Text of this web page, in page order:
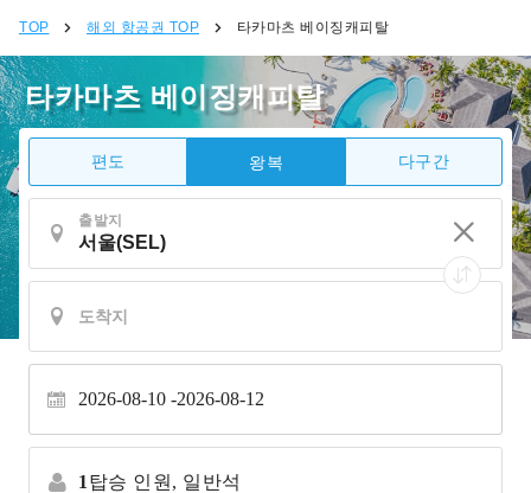
TOP 해외 항공권 TOP 타카마츠 베이징캐피탈
타카마츠 베이징캐피탈
편도 왕복 다구간
출발지
2026-08-10 2026-08-12
1 탑승 인원, 일반석